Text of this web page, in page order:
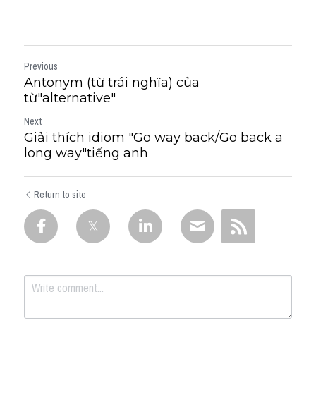
Previous
Antonym (từ trái nghĩa) của
từ"alternative"
Next
Giải thích idiom "Go way back/Go back a
long way"tiếng anh
Return to site